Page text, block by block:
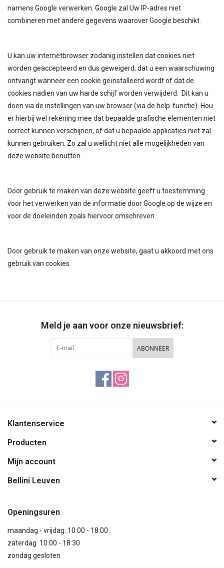
namens Google verwerken. Google zal Uw IP-adres niet
combineren met andere gegevens waarover Google beschikt.
U kan uw internetbrowser zodanig instellen dat cookies niet
worden geaccepteerd en dus geweigerd, dat u een waarschuwing
ontvangt wanneer een cookie geïnstalleerd wordt of dat de
cookies nadien van uw harde schijf worden verwijderd. Dit kan u
doen via de instellingen van uw browser (via de help-functie). Hou
er hierbij wel rekening mee dat bepaalde grafische elementen niet
correct kunnen verschijnen, of dat u bepaalde applicaties niet zal
kunnen gebruiken. Zo zal u wellicht niet alle mogelijkheden van
deze website benutten.
Door gebruik te maken van deze website geeft u toestemming
voor het verwerken van de informatie door Google op de wijze en
voor de doeleinden zoals hiervoor omschreven.
Door gebruik te maken van onze website, gaat u akkoord met ons
gebruik van cookies.
Meld je aan voor onze nieuwsbrief:
ABONNEER
Klantenservice
Producten
Mijn account
Bellini Leuven
Openingsuren
maandag - vrijdag: 10:00 - 18:00
zaterdag: 10:00 - 18:30
zondag gesloten